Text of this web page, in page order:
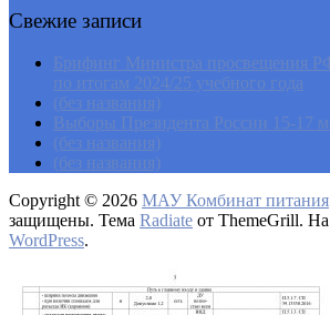
Свежие записи
Брифинг Министра просвещения
по итогам 2024/25 учебного года
(без названия)
Выборы Президента России 15-17
(без названия)
(без названия)
Copyright © 2026 МАУ Комбинат питания
защищены. Тема Radiate от ThemeGrill.
WordPress.